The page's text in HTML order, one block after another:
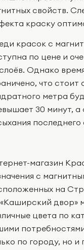
свойств.
краску
красок с
по цене и
Однако
что
метра
30 минут,
последнего
магазин
с
на
двор»
цвета по
по городу, но